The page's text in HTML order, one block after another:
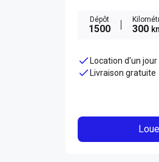
Dépôt
1500 300
Location d'un
Livraison gratuite